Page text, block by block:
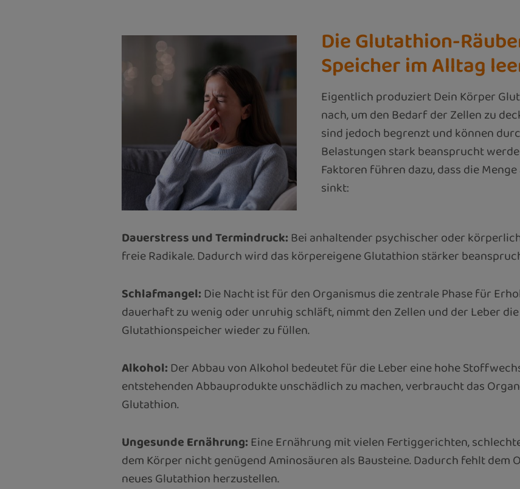
Die Glutathion-
Speicher im Alltag
Eigentlich produziert Dein Körper
nach, um den Bedarf der Zellen zu
sind jedoch begrenzt und können
Belastungen stark beansprucht
Faktoren führen dazu, dass die
sinkt:
Dauerstress und Termindruck: Bei anhaltender psychischer oder
freie Radikale. Dadurch wird das körpereigene Glutathion stärker
Schlafmangel: Die Nacht ist für den Organismus die zentrale Phase für
dauerhaft zu wenig oder unruhig schläft, nimmt den Zellen und der Leber
Glutathionspeicher wieder zu füllen.
Alkohol: Der Abbau von Alkohol bedeutet für die Leber eine hohe
entstehenden Abbauprodukte unschädlich zu machen, verbraucht das
Glutathion.
Ungesunde Ernährung:Eine Ernährung mit vielen Fertiggerichten,
dem Körper nicht genügend Aminosäuren als Bausteine. Dadurch fehlt dem
neues Glutathion herzustellen.